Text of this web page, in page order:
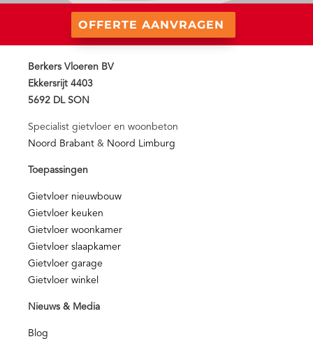
OFFERTE AANVRAGEN
Berkers Vloeren BV
Ekkersrijt 4403
5692 DL SON
Specialist gietvloer en woonbeton
Noord Brabant & Noord Limburg
Toepassingen
Gietvloer nieuwbouw
Gietvloer keuken
Gietvloer woonkamer
Gietvloer slaapkamer
Gietvloer garage
Gietvloer winkel
Nieuws & Media
Blog